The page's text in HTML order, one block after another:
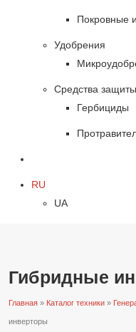
Покровные
Удобрения
Средства
Гербициды
RU
UA
Гибридные
Главная » Каталог техники »
инверторы